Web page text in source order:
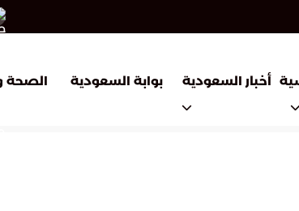
أخبار السعودية بوابة السعودية الصحة